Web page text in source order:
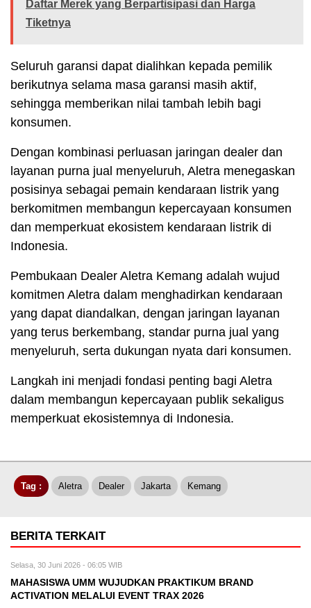
Daftar Merek yang Berpartisipasi dan Harga
Tiketnya
Seluruh garansi dapat dialihkan kepada pemilik
berikutnya selama masa garansi masih aktif,
sehingga memberikan nilai tambah lebih bagi
konsumen.
Dengan kombinasi perluasan jaringan dealer dan
layanan purna jual menyeluruh, Aletra menegaskan
posisinya sebagai pemain kendaraan listrik yang
berkomitmen membangun kepercayaan konsumen
dan memperkuat ekosistem kendaraan listrik di
Indonesia.
Pembukaan Dealer Aletra Kemang adalah wujud
komitmen Aletra dalam menghadirkan kendaraan
yang dapat diandalkan, dengan jaringan layanan
yang terus berkembang, standar purna jual yang
menyeluruh, serta dukungan nyata dari konsumen.
Langkah ini menjadi fondasi penting bagi Aletra
dalam membangun kepercayaan publik sekaligus
memperkuat ekosistemnya di Indonesia.
Tag : Aletra Dealer Jakarta Kemang
BERITA TERKAIT
Selasa, 30 Juni 2026 - 06:05 WIB
MAHASISWA UMM WUJUDKAN PRAKTIKUM BRAND
ACTIVATION MELALUI EVENT TRAX 2026